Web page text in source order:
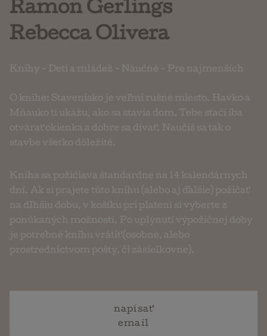
Ramon Gerlings
Rebecca Olivera
Knihy - Deti a mládež - Náučné - Pre najmenších
O knihe: Stavenisko je veľmi rušné miesto. Havko a
Mňauko ti ukážu, ako sa stavia dom. Tebe stačí iba
otvárať okienka a dobre sa dívať. Naučíš sa tak o
stavbe všetko dôležité.
Kniha sa požičiava štandardne na 14 kalendárnych
dní. Ak si prajete túto knihu (alebo aj ďalšie) požičať
na dlhšiu dobu, v košíku pri platení si vyberte z
ponúkaných možností. Po uplynutí výpožičnej doby
je potrebné knihu vrátiť (osobne, alebo
prostredníctvom pošty, či zásielkovne).
napísať
email